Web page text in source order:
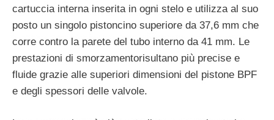
cartuccia interna inserita in ogni stelo e utilizza al suo
posto un singolo pistoncino superiore da 37,6 mm che
corre contro la parete del tubo interno da 41 mm. Le
prestazioni di smorzamentorisultano più precise e
fluide grazie alle superiori dimensioni del pistone BPF
e degli spessori delle valvole.